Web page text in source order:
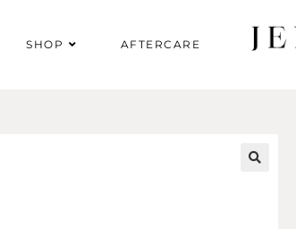
SHOP AFTERCARE